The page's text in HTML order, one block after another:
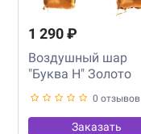
1 290 ₽
Воздушный шар
"Буква H" Золото
0 отзывов
Заказать